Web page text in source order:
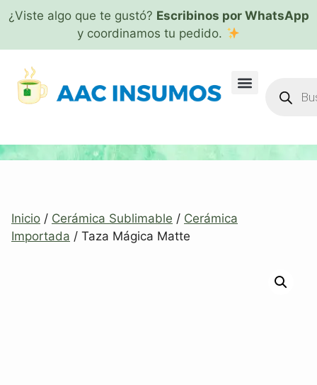
¿Viste algo que te gustó? Escribinos por WhatsApp
y coordinamos tu pedido.
Inicio / Cerámica Sublimable / Cerámica
Importada / Taza Mágica Matte